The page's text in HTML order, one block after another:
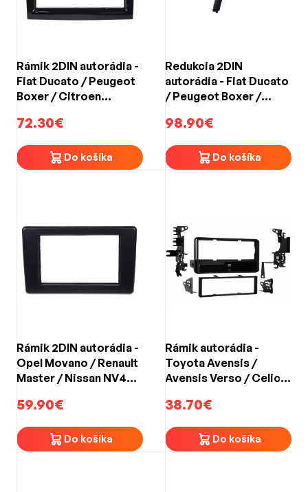
Rámik 2DIN autorádia -
Fiat Ducato / Peugeot
Boxer / Citroen
OEM autorádiom SONY
72.30€
Do košíka
Redukcia 2DIN
autorádia - Fiat Ducato
/ Peugeot Boxer /
2006)
98.90€
Do košíka
Rámik 2DIN autorádia -
Opel Movano / Renault
Master / Nissan NV400
59.90€
Do košíka
Rámik autorádia -
Toyota Avensis /
Avensis Verso / Celica
(1999->)
38.70€
Do košíka